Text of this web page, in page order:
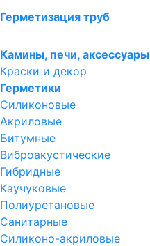
Герметизация труб
Камины, печи, аксессуары
Краски и декор
Герметики
Силиконовые
Акриловые
Битумные
Виброакустические
Гибридные
Каучуковые
Полиуретановые
Санитарные
Силиконо-акриловые